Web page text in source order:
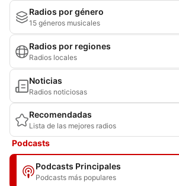
Radios por género
15 géneros musicales
Radios por regiones
Radios locales
Noticias
Radios noticiosas
Recomendadas
Lista de las mejores radios
Podcasts
Podcasts Principales
Podcasts más populares